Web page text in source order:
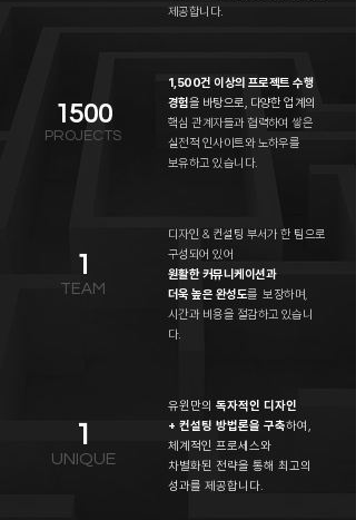
제공합니다.
1500
PROJECTS
1,500건 이상의 프로젝트 수행
경험을 바탕으로, 다양한 업계의
핵심 관계자들과 협력하여 쌓은
실전적 인사이트와 노하우를
보유하고 있습니다.
1
TEAM
디자인 & 컨설팅 부서가 한 팀으로
구성되어 있어
원활한 커뮤니케이션과
더욱 높은 완성도를 보장하며,
시간과 비용을 절감하고 있습니
다.
1
UNIQUE
유윈만의 독자적인 디자인
+ 컨설팅 방법론을 구축하여,
체계적인 프로세스와
차별화된 전략을 통해 최고의
성과를 제공합니다.